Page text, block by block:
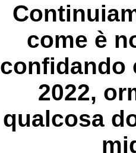
come è
confidando
2022,
qualcosa